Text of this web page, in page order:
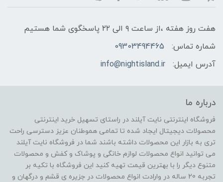
هفت روز هفته ،از ساعت ۹ الی ۲۲ پاسخگوی شما هستیم
شماره تماس:
09303494465
آدرس ایمیل:
info@nightisland.ir
درباره ما
فروشگاه اینترنتی نایت آیلند در راستای تسهیل خرید اینترنتی
محصولات دیجیتال ایجاد شده تا تمامی هموطنان عزیز دسترسی راحت
تری به بازار این محصولات داشته باشند شما در فروشگاه نایت آیلند
می توانید انواع محصولات لوازم خانگی و پوشاک و کفش و محصولات
متنوع دیگر را با بهترین قیمت تهیه کنید این فروشگاه با تکیه بر
تجربه 20 ساله در وارادت انواع محصولات در جزیره ی قشم و درگهان و